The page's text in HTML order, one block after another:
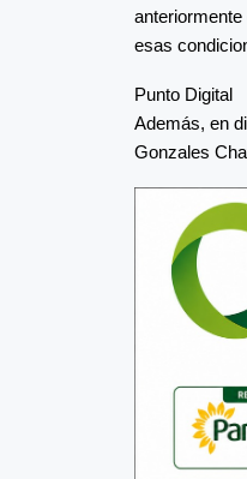
esas
Punto Digital
Además, en
Gonzales